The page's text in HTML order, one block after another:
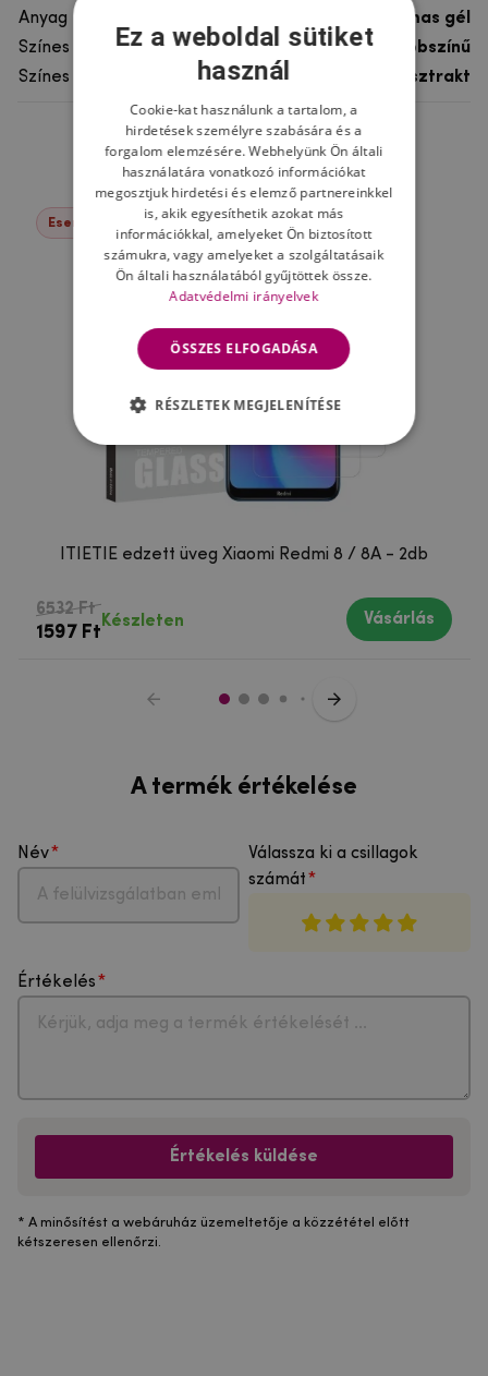
Anyag
rugalmas gél
Színes
többszínű
Színes motívum
Absztrakt
Ne felejtsd el
Események -76%
ITIETIE edzett üveg Xiaomi Redmi 8 / 8A - 2db
6532 Ft
1597 Ft
Készleten Vásárlás
A termék értékelése
Név
Válassza ki a csillagok
számát
Értékelés
Értékelés küldése
* A minősítést a webáruház üzemeltetője a közzététel előtt
kétszeresen ellenőrzi.
Ez a weboldal sütiket
használ
Cookie-kat használunk a tartalom, a
hirdetések személyre szabására és a
forgalom elemzésére. Webhelyünk Ön általi
használatára vonatkozó információkat
megosztjuk hirdetési és elemző partnereinkkel
is, akik egyesíthetik azokat más
információkkal, amelyeket Ön biztosított
számukra, vagy amelyeket a szolgáltatásaik
Ön általi használatából gyűjtöttek össze.
Adatvédelmi irányelvek
ÖSSZES ELFOGADÁSA
RÉSZLETEK MEGJELENÍTÉSE